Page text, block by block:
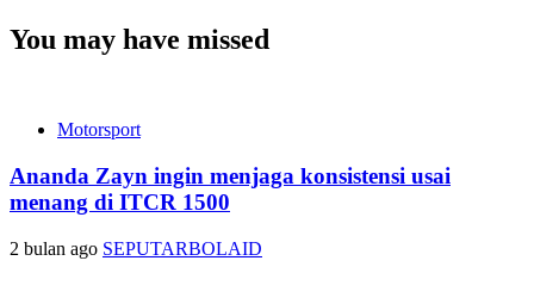
You may have missed
Motorsport
Ananda Zayn ingin menjaga konsistensi usai
menang di ITCR 1500
2 bulan ago SEPUTARBOLAID